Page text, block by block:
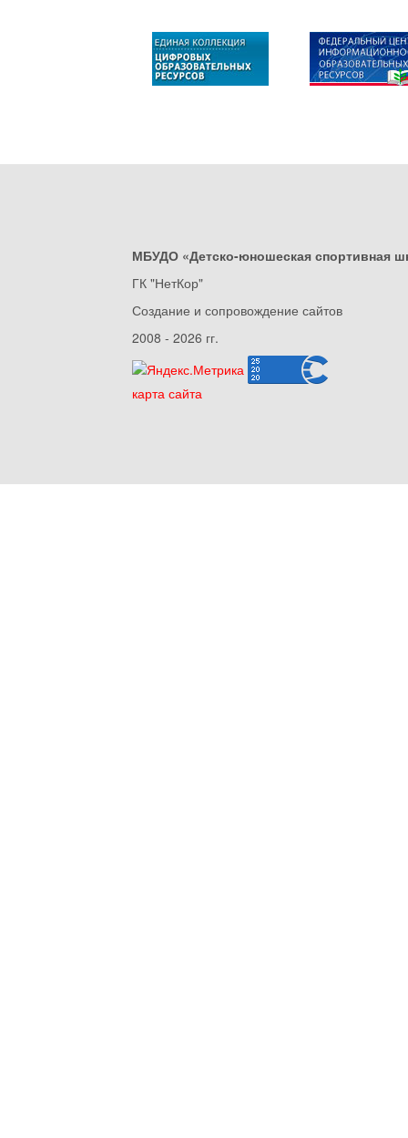
МБУДО «Детско-юношеская спортивная
ГК "НетКор"
Создание и сопровождение сайтов
2008 - 2026 гг.
карта сайта